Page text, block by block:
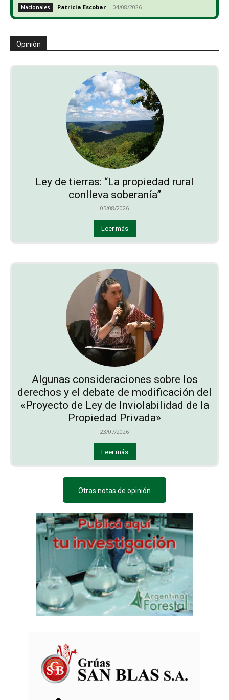
Nacionales Patricia Escobar - 04/08/2026
Opinión
Ley de tierras: “La propiedad rural
conlleva soberanía”
05/08/2026
Leer más
Algunas consideraciones sobre los
derechos y el debate de modificación del
«Proyecto de Ley de Inviolabilidad de la
Propiedad Privada»
23/07/2026
Leer más
Otras notas de opinión